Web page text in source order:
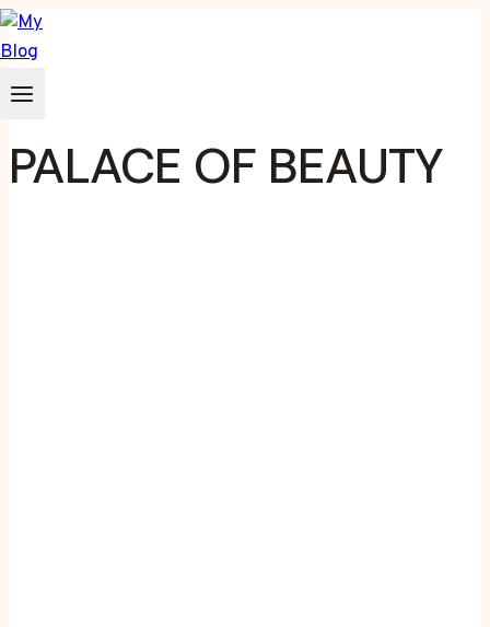
Zum
Inhalt
springen
PALACE OF BEAUTY